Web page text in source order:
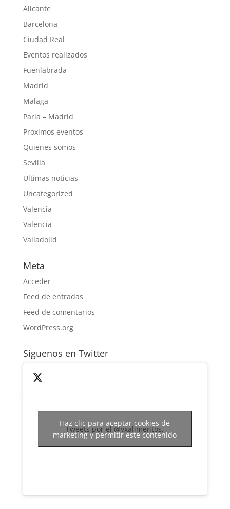
Alicante
Barcelona
Ciudad Real
Eventos realizados
Fuenlabrada
Madrid
Malaga
Parla – Madrid
Proximos eventos
Quienes somos
Sevilla
Ultimas noticias
Uncategorized
Valencia
Valencia
Valladolid
Meta
Acceder
Feed de entradas
Feed de comentarios
WordPress.org
Siguenos en Twitter
Tweets por el @vxalimentos.
Haz clic para aceptar cookies de
marketing y permitir este contenido